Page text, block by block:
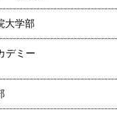
大学部
デミー